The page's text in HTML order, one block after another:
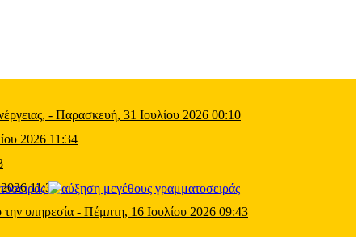
- Παρασκευή, 31 Ιουλίου 2026 00:10
2026 11:34
11:39
υπηρεσία - Πέμπτη, 16 Ιουλίου 2026 09:43